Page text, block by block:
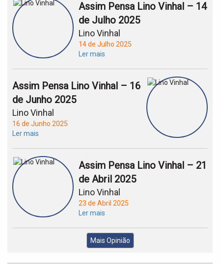
Assim Pensa Lino Vinhal – 14
de Julho 2025
Lino Vinhal
14 de Julho 2025
Ler mais
Assim Pensa Lino Vinhal – 16
de Junho 2025
Lino Vinhal
16 de Junho 2025
Ler mais
Assim Pensa Lino Vinhal – 21
de Abril 2025
Lino Vinhal
23 de Abril 2025
Ler mais
Mais Opinião